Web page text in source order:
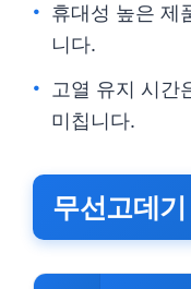
휴대성 높은 제
니다.
고열 유지 시간
미칩니다.
무선고데